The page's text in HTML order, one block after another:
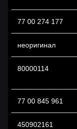
77 00 274 177
неоригинал
80000114
77 00 845 961
450902161